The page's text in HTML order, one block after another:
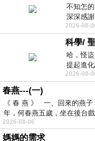
不知怎
深深感
不同樣
2026-08-
科學/
哈，怪
提起進
時間就有
2026-08-
春燕---(一)
《 春 燕 》 一、回來的燕
年，何春燕五歲，坐在後台
2026-08-06
媽媽的需求